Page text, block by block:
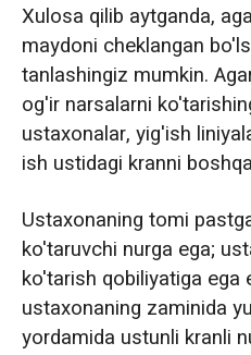
Xulosa qilib aytganda,
maydoni cheklangan
tanlashingiz mumkin.
og'ir narsalarni
ustaxonalar, yig'ish
ish ustidagi kranni
Ustaxonaning tomi
ko'taruvchi nurga ega;
ko'tarish qobiliyatiga ega
ustaxonaning zaminida
yordamida ustunli kranli